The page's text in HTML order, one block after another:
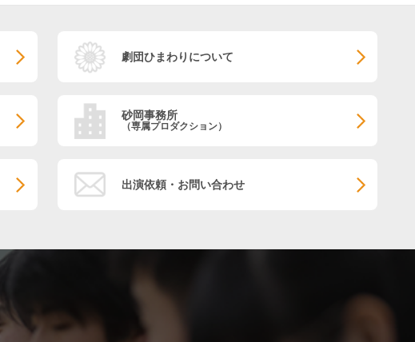
劇団ひまわりについて
砂岡事務所
（専属プロダクション）
出演依頼・お問い合わせ